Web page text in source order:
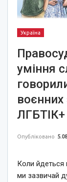
Україна
уміння
воєнних
Опубліковано
Коли йдеться
ми зазвичай